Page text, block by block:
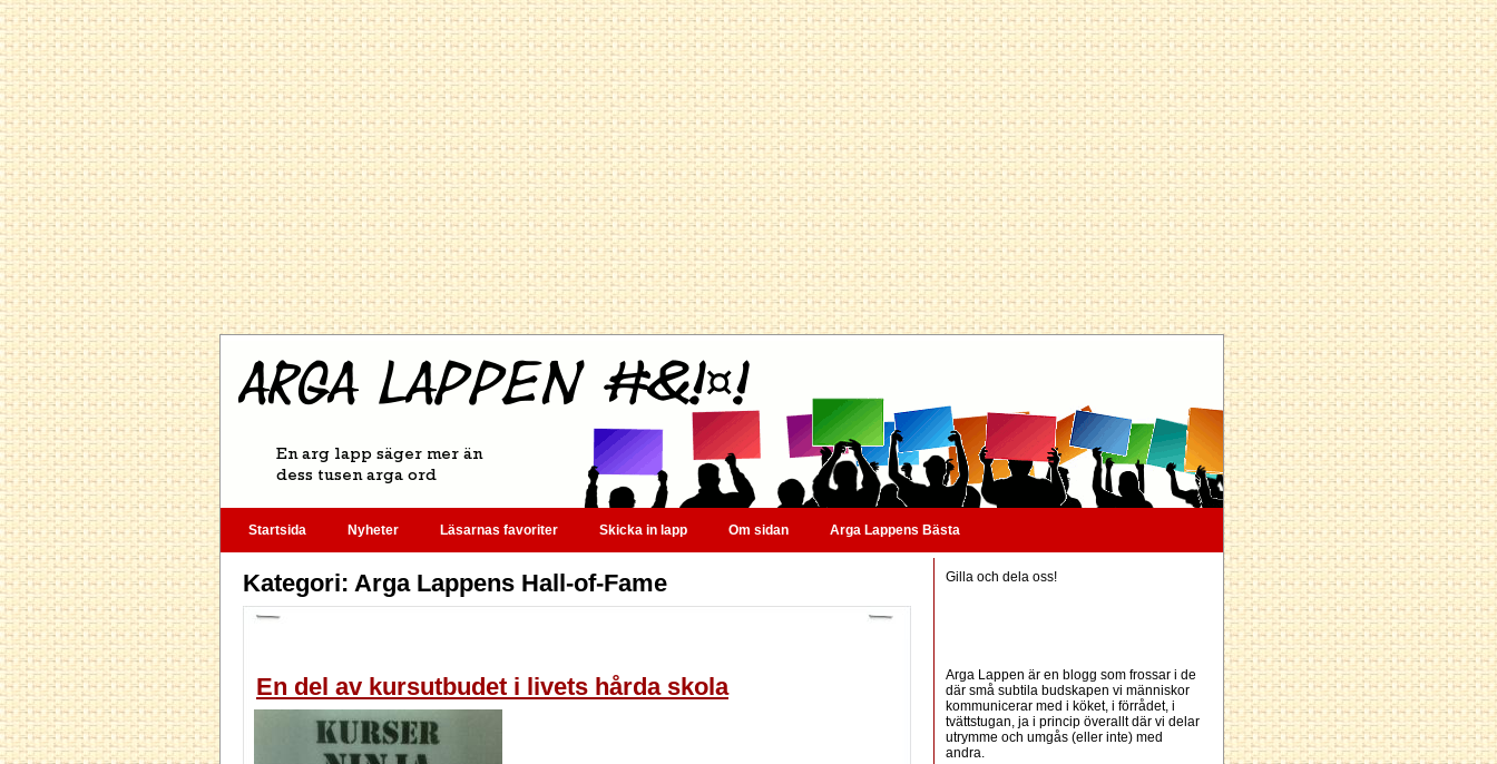
Startsida Nyheter Läsarnas favoriter Skicka in lapp Om sidan Arga Lappens Bästa
Kategori: Arga Lappens Hall-of-Fame
En del av kursutbudet i livets hårda skola
Gilla och dela oss!
Arga Lappen är en blogg som frossar i de
där små subtila budskapen vi människor
kommunicerar med i köket, i förrådet, i
tvättstugan, ja i princip överallt där vi delar
utrymme och umgås (eller inte) med
andra.